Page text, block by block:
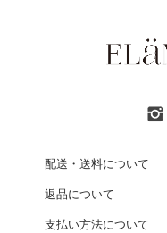
配送・送料について
返品について
支払い方法について